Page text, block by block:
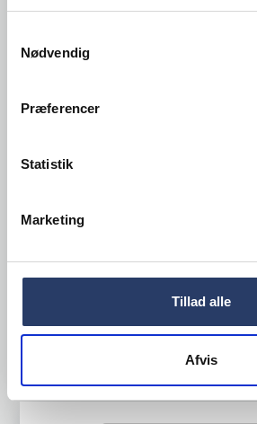
Nødvendig
Præferencer
Statistik
Marketing
Tillad alle
Afvis
m/ kørebøjle